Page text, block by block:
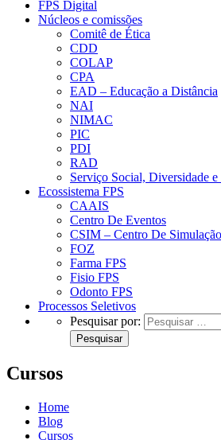
FPS Digital
Núcleos e comissões
Comitê de Ética
CDD
COLAP
CPA
EAD – Educação a Distância
NAI
NIMAC
PIC
PDI
RAD
Serviço Social, Diversidade e
Ecossistema FPS
CAAIS
Centro De Eventos
CSIM – Centro De Simulação
FOZ
Farma FPS
Fisio FPS
Odonto FPS
Processos Seletivos
Pesquisar por:
Cursos
Home
Blog
Cursos